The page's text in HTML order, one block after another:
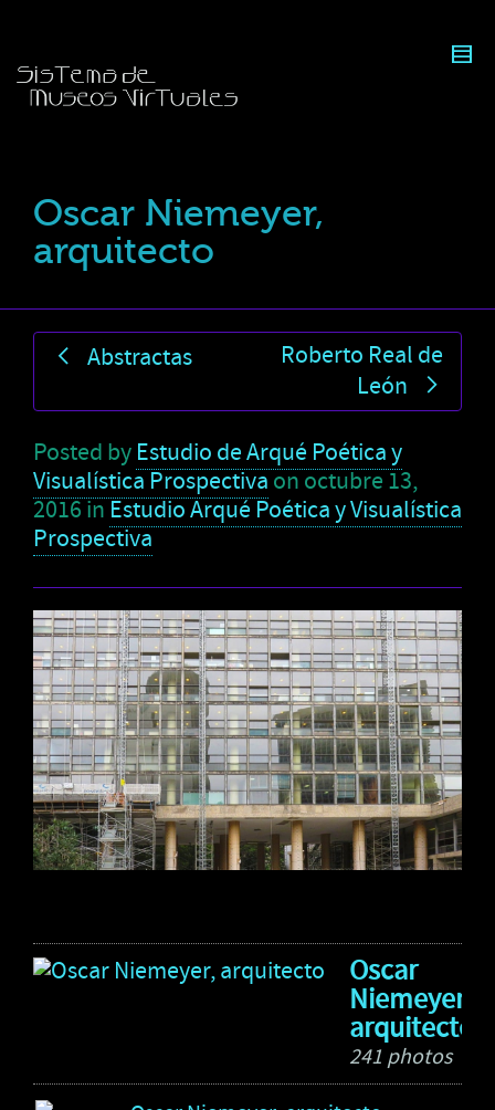
Oscar Niemeyer,
arquitecto
Abstractas
Roberto Real de
León
Posted by Estudio de Arqué Poética y
Visualística Prospectiva on octubre 13,
2016 in Estudio Arqué Poética y Visualística
Prospectiva
Oscar
Niemeyer,
arquitecto
241 photos